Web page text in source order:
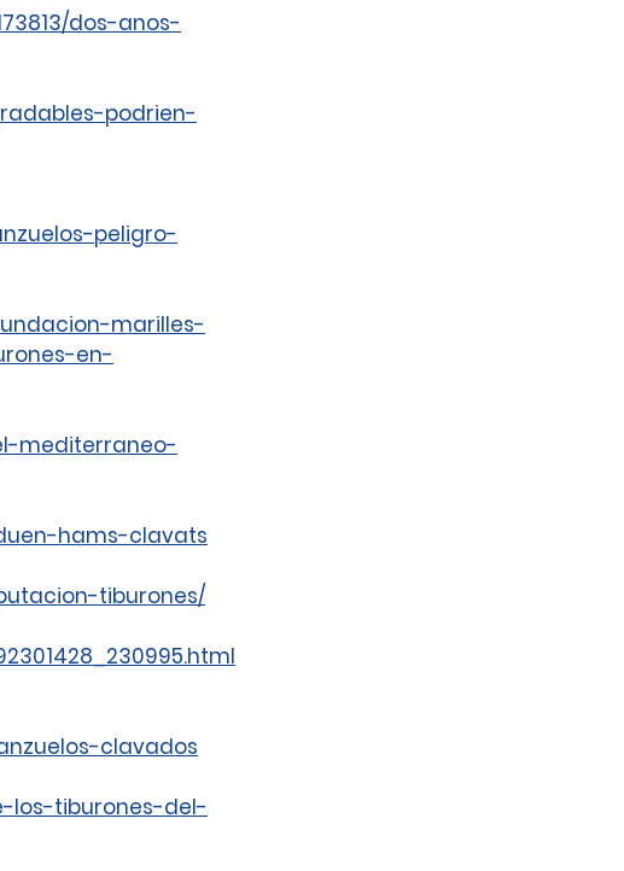
dos-anos-
podrien-
peligro-
marilles-
en-
mediterraneo-
hams-clavats
tiburones/
clavados
los-tiburones-del-